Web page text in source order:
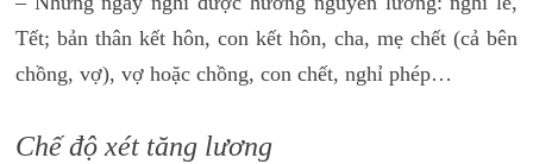
Tết; bản thân kết hôn, con kết hôn, cha, mẹ chết (cả bên
chồng, vợ), vợ hoặc chồng, con chết, nghỉ phép…
Chế độ xét tăng lương